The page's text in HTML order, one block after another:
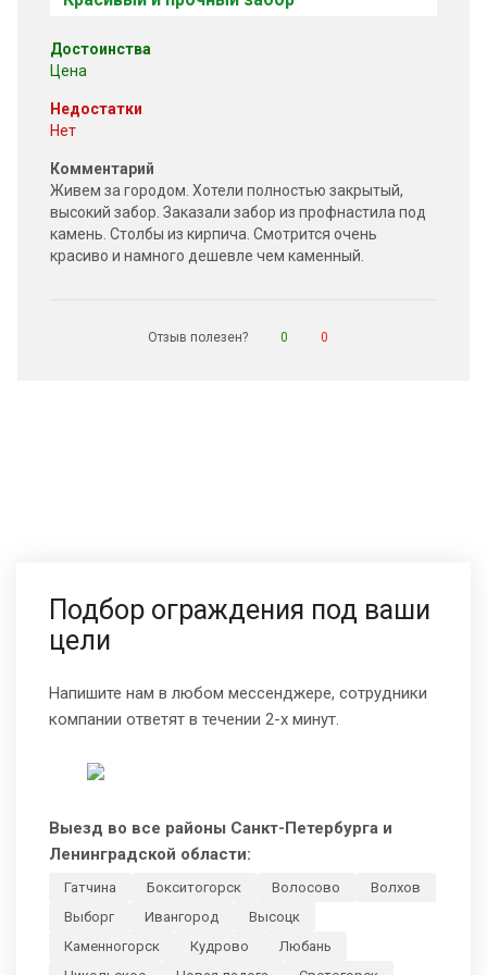
Достоинства
Цена
Недостатки
Нет
Комментарий
Живем за городом. Хотели полностью закрытый,
высокий забор. Заказали забор из профнастила под
камень. Столбы из кирпича. Смотрится очень
красиво и намного дешевле чем каменный.
Отзыв полезен? 0 0
Подбор ограждения под ваши
цели
Напишите нам в любом мессенджере, сотрудники
компании ответят в течении 2-х минут.
Выезд во все районы Санкт-Петербурга и
Ленинградской области:
Гатчина Бокситогорск Волосово
Волхов
Выборг
Ивангород
Высоцк
Каменногорск
Кудрово
Любань